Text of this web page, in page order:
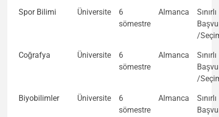
Spor Bilimi Üniversite
6
sömestre
Almanca
Sınırlı
/
Coğrafya Üniversite
6
sömestre
Almanca
Sınırlı
/
Biyobilimler Üniversite
6
sömestre
Almanca
Sınırlı